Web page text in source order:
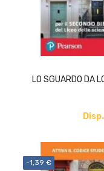
LO SGUARDO DA
-1,39 €